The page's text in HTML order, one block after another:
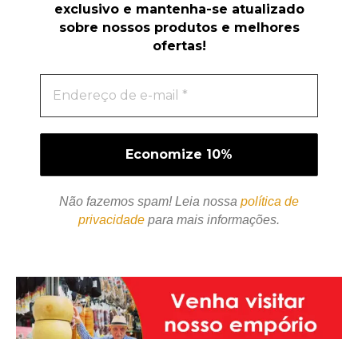
exclusivo e mantenha-se atualizado
sobre nossos produtos e melhores
ofertas!
Não fazemos spam! Leia nossa política de
privacidade para mais informações.